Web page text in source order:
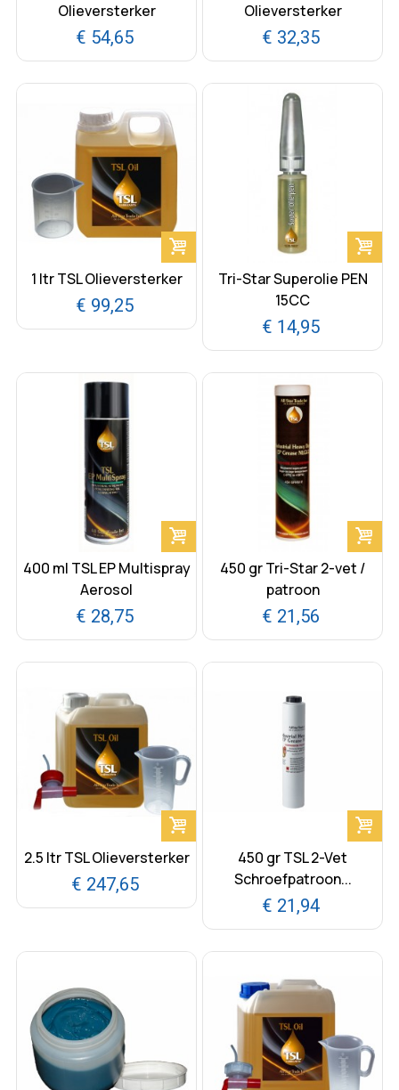
Olieversterker
€ 54,65
Olieversterker
€ 32,35
1 ltr TSL Olieversterker
€ 99,25
Tri-Star Superolie PEN
15CC
€ 14,95
400 ml TSL EP Multispray
Aerosol
€ 28,75
450 gr Tri-Star 2-vet /
patroon
€ 21,56
2.5 ltr TSL Olieversterker
€ 247,65
450 gr TSL 2-Vet
Schroefpatroon...
€ 21,94